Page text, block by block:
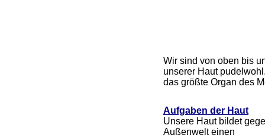
Wir sind von oben bis
unserer Haut
das größte Organ des
Aufgaben der Haut
Unsere Haut bildet
Außenwelt einen